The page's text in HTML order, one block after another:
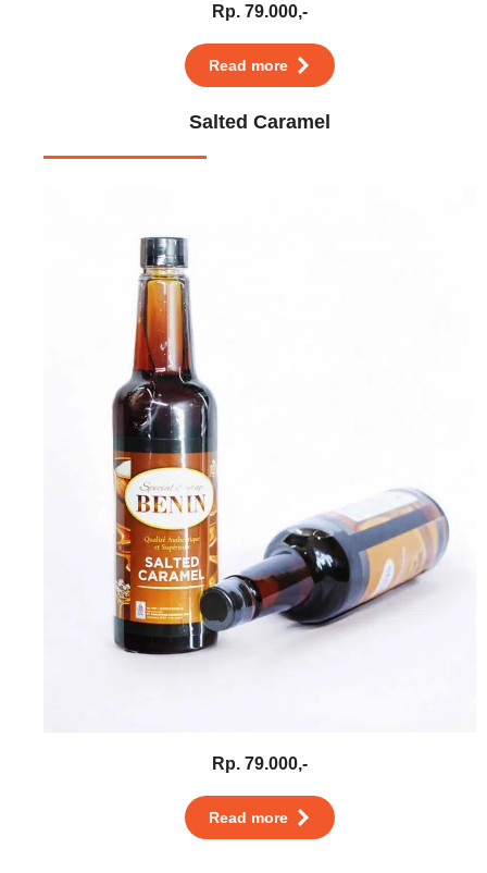
Rp. 79.000,-
Read more
Salted Caramel
Rp. 79.000,-
Read more